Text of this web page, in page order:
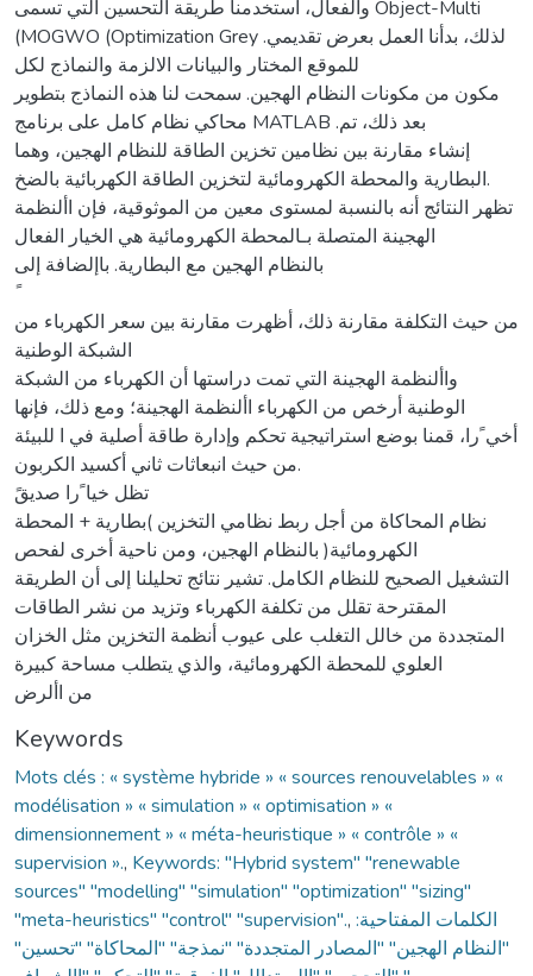
والفعال، استخدمنا طريقة التحسين التي تسمى Object-Multi
(MOGWO (Optimization Grey .لذلك، بدأنا العمل بعرض تقديمي
للموقع المختار والبيانات الالزمة والنماذج لكل
مكون من مكونات النظام الهجين. سمحت لنا هذه النماذج بتطوير
محاكي نظام كامل على برنامج MATLAB .بعد ذلك، تم
إنشاء مقارنة بين نظامين تخزين الطاقة للنظام الهجين، وهما
البطارية والمحطة الكهرومائية لتخزين الطاقة الكهربائية بالضخ.
تظهر النتائج أنه بالنسبة لمستوى معين من الموثوقية، فإن األنظمة
الهجينة المتصلة بـالمحطة الكهرومائية هي الخيار الفعال
بالنظام الهجين مع البطارية. باإلضافة إلى
من حيث التكلفة مقارنة ذلك، أظهرت مقارنة بين سعر الكهرباء من
الشبكة الوطنية
واألنظمة الهجينة التي تمت دراستها أن الكهرباء من الشبكة
الوطنية أرخص من الكهرباء األنظمة الهجينة؛ ومع ذلك، فإنها
أخي ًرا، قمنا بوضع استراتيجية تحكم وإدارة طاقة أصلية في ا للبيئة
من حيث انبعاثات ثاني أكسيد الكربون.
تظل خيا ًرا صديقً
نظام المحاكاة من أجل ربط نظامي التخزين )بطارية + المحطة
الكهرومائية( بالنظام الهجين، ومن ناحية أخرى لفحص
التشغيل الصحيح للنظام الكامل. تشير نتائج تحليلنا إلى أن الطريقة
المقترحة تقلل من تكلفة الكهرباء وتزيد من نشر الطاقات
المتجددة من خالل التغلب على عيوب أنظمة التخزين مثل الخزان
العلوي للمحطة الكهرومائية، والذي يتطلب مساحة كبيرة
من األرض
Keywords
Mots clés : « système hybride » « sources renouvelables » «
modélisation » « simulation » « optimisation » «
dimensionnement » « méta-heuristique » « contrôle » «
supervision »., Keywords: "Hybrid system" "renewable
sources" "modelling" "simulation" "optimization" "sizing"
"meta-heuristics" "control" "supervision"., الكلمات المفتاحية:
"النظام الهجين" "المصادر المتجددة" "نمذجة" "المحاكاة" "تحسين"